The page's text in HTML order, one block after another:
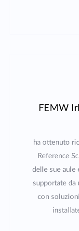
FEMW
ha ottenuto
Reference
delle sue aule
supportate da
con